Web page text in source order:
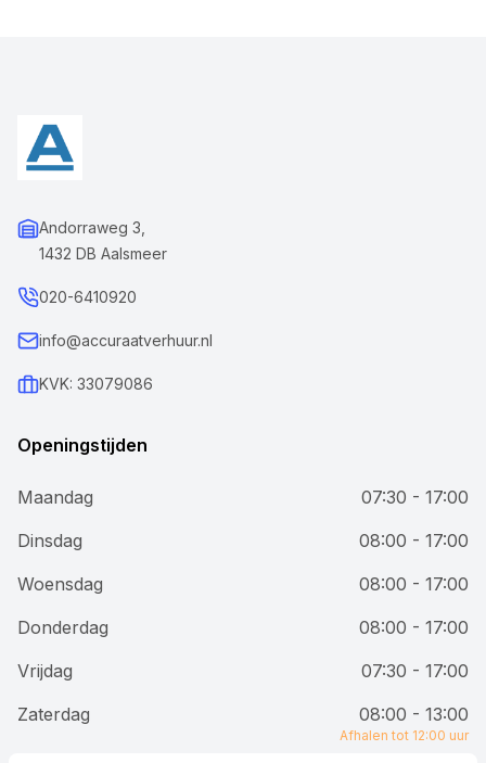
Andorraweg 3,
1432 DB Aalsmeer
020-6410920
info@accuraatverhuur.nl
KVK: 33079086
Openingstijden
Maandag
07:30 - 17:00
Dinsdag
08:00 - 17:00
Woensdag
08:00 - 17:00
Donderdag
08:00 - 17:00
Vrijdag
07:30 - 17:00
Zaterdag
08:00 - 13:00
Afhalen tot 12:00 uur